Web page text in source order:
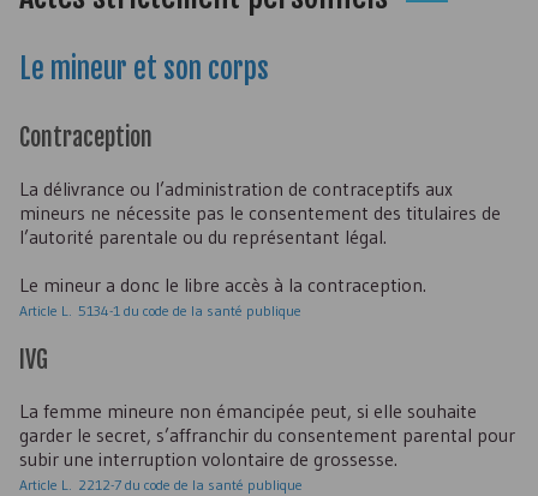
Le mineur et son corps
Contraception
La délivrance ou l’administration de contraceptifs aux
mineurs ne nécessite pas le consentement des titulaires de
l’autorité parentale ou du représentant légal.
Le mineur a donc le libre accès à la contraception.
Article L. 5134-1 du code de la santé publique
IVG
La femme mineure non émancipée peut, si elle souhaite
garder le secret, s’affranchir du consentement parental pour
subir une interruption volontaire de grossesse.
Article L. 2212-7 du code de la santé publique